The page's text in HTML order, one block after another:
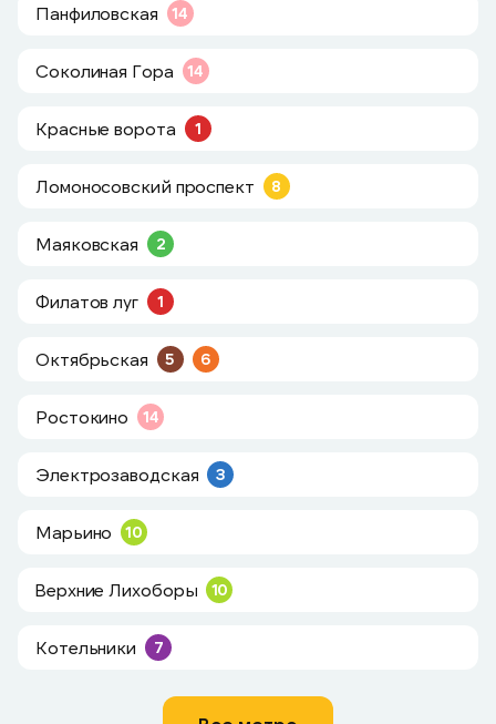
Панфиловская 14
Соколиная Гора 14
Красные ворота 1
Ломоносовский проспект 8
Маяковская 2
Филатов луг 1
Октябрьская 5 6
Ростокино 14
Электрозаводская 3
Марьино 10
Верхние Лихоборы 10
Котельники 7